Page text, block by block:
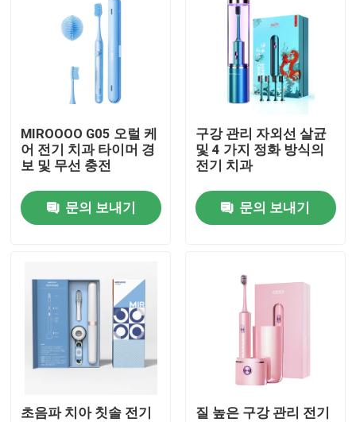
공장 투어
품질 관리
인용 을 요청 하십시오
호출중 전동 치솔
방수 전동 치솔
MIROOOO G05 오럴 케
어 전기 치과 타이머 경
보 및 무선 충전
문의 보내기
구강 관리 자외선 살균
및 4 가지 정화 방식의
전기 치과
문의 보내기
초음파 치아 칫솔 전기
질 높은 구강 관리 전기